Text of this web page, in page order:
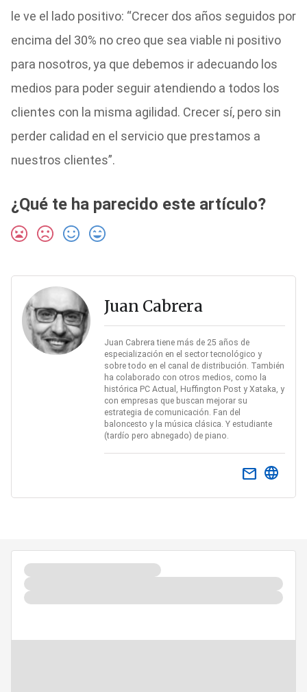
le ve el lado positivo: “Crecer dos años seguidos por
encima del 30% no creo que sea viable ni positivo
para nosotros, ya que debemos ir adecuando los
medios para poder seguir atendiendo a todos los
clientes con la misma agilidad. Crecer sí, pero sin
perder calidad en el servicio que prestamos a
nuestros clientes”.
¿Qué te ha parecido este artículo?
Juan Cabrera
Juan Cabrera tiene más de 25 años de
especialización en el sector tecnológico y
sobre todo en el canal de distribución. También
ha colaborado con otros medios, como la
histórica PC Actual, Huffington Post y Xataka, y
con empresas que buscan mejorar su
estrategia de comunicación. Fan del
baloncesto y la música clásica. Y estudiante
(tardío pero abnegado) de piano.
email